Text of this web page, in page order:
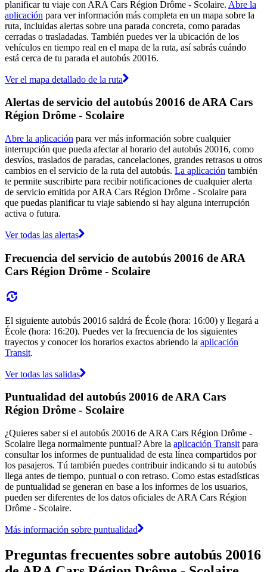
planificar tu viaje con ARA Cars Région Drôme - Scolaire. Abre la
aplicación para ver información más completa en un mapa sobre la
ruta, incluidas alertas sobre una parada concreta, como paradas
cerradas o trasladadas. También puedes ver la ubicación de los
vehículos en tiempo real en el mapa de la ruta, así sabrás cuándo
está cerca de tu parada el autobús 20016.
Ver el mapa detallado de la ruta
Alertas de servicio del autobús 20016 de ARA Cars
Région Drôme - Scolaire
Abre la aplicación para ver más información sobre cualquier
interrupción que pueda afectar al horario del autobús 20016, como
desvíos, traslados de paradas, cancelaciones, grandes retrasos u otros
cambios en el servicio de la ruta del autobús. La aplicación también
te permite suscribirte para recibir notificaciones de cualquier alerta
de servicio emitida por ARA Cars Région Drôme - Scolaire para
que puedas planificar tu viaje sabiendo si hay alguna interrupción
activa o futura.
Ver todas las alertas
Frecuencia del servicio de autobús 20016 de ARA
Cars Région Drôme - Scolaire
El siguiente autobús 20016 saldrá de École (hora: 16:00) y llegará a
École (hora: 16:20). Puedes ver la frecuencia de los siguientes
trayectos y conocer los horarios exactos abriendo la aplicación
Transit.
Ver todas las salidas
Puntualidad del autobús 20016 de ARA Cars
Région Drôme - Scolaire
¿Quieres saber si el autobús 20016 de ARA Cars Région Drôme -
Scolaire llega normalmente puntual? Abre la aplicación Transit para
consultar los informes de puntualidad de esta línea compartidos por
los pasajeros. Tú también puedes contribuir indicando si tu autobús
llega antes de tiempo, puntual o con retraso. Como estas estadísticas
de puntualidad se generan en base a los informes de los usuarios,
pueden ser diferentes de los datos oficiales de ARA Cars Région
Drôme - Scolaire.
Más información sobre puntualidad
Preguntas frecuentes sobre autobús 20016